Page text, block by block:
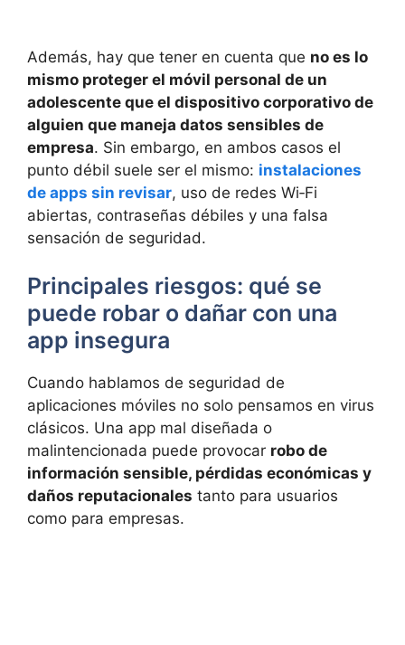
Además, hay que tener en cuenta que no es lo
mismo proteger el móvil personal de un
adolescente que el dispositivo corporativo de
alguien que maneja datos sensibles de
empresa. Sin embargo, en ambos casos el
punto débil suele ser el mismo: instalaciones
de apps sin revisar, uso de redes Wi‑Fi
abiertas, contraseñas débiles y una falsa
sensación de seguridad.
Principales riesgos: qué se
puede robar o dañar con una
app insegura
Cuando hablamos de seguridad de
aplicaciones móviles no solo pensamos en virus
clásicos. Una app mal diseñada o
malintencionada puede provocar robo de
información sensible, pérdidas económicas y
daños reputacionales tanto para usuarios
como para empresas.